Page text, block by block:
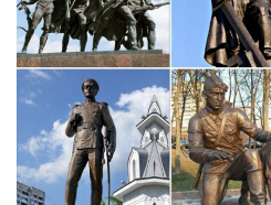
художникам создавать